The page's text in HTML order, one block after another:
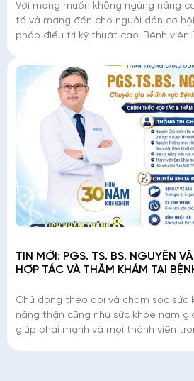
Với mong muốn không ngừng nâng
tế và mang đến cho người dân cơ
pháp điều trị kỹ thuật cao, Bệnh
TIN MỚI: PGS. TS. BS. NGUYỄN
HỢP TÁC VÀ THĂM KHÁM TẠI
Chủ động theo dõi và chăm sóc sức
năng thận cũng như sức khỏe nam
giúp phái mạnh và mọi thành viên